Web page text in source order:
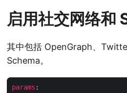
启用社交网络和
其中包括 OpenGraph、
Schema。
params :